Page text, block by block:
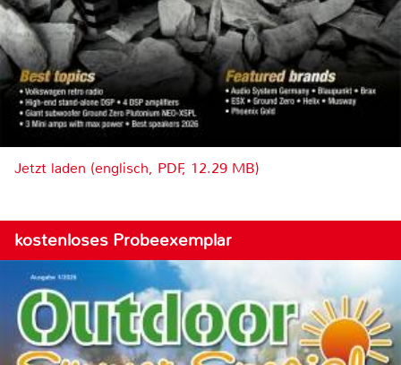
Jetzt laden (englisch, PDF, 12.29 MB)
kostenloses Probeexemplar